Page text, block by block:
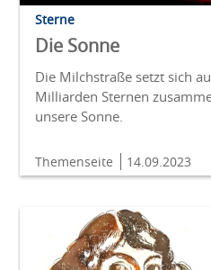
Sterne
Die Sonne
Die Milchstraße setzt sich
Milliarden Sternen
unsere Sonne.
Themenseite 14.09.2023